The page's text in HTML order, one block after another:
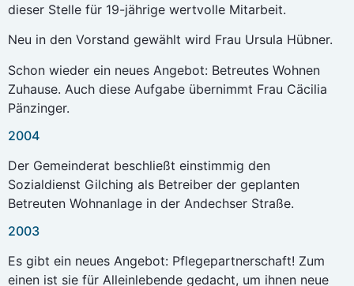
dieser Stelle für 19-jährige wertvolle Mitarbeit.
Neu in den Vorstand gewählt wird Frau Ursula Hübner.
Schon wieder ein neues Angebot: Betreutes Wohnen
Zuhause. Auch diese Aufgabe übernimmt Frau Cäcilia
Pänzinger.
2004
Der Gemeinderat beschließt einstimmig den
Sozialdienst Gilching als Betreiber der geplanten
Betreuten Wohnanlage in der Andechser Straße.
2003
Es gibt ein neues Angebot: Pflegepartnerschaft! Zum
einen ist sie für Alleinlebende gedacht, um ihnen neue